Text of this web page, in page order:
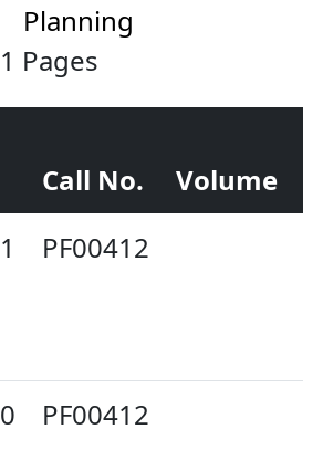
Planning
Pages
Call No. Volume
PF00412
PF00412